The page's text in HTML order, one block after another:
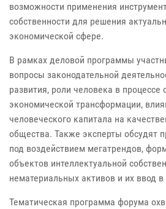
возможности применения
собственности для решения
экономической сфере.
В рамках деловой программы
вопросы законодательной
развития, роли человека в процессе
экономической трансформации,
человеческого капитала на
общества. Также эксперты обсудят
под воздействием мегатрендов,
объектов интеллектуальной
нематериальных активов и их ввод
Тематическая программа форума